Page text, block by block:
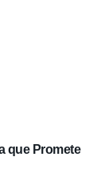
que Promete